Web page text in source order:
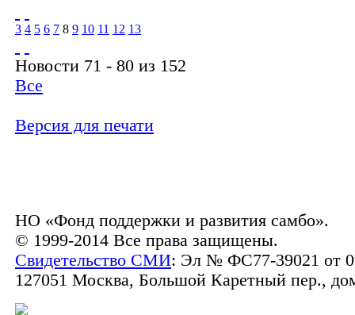
3 4 5 6 7 8 9 10 11 12 13
Новости 71 - 80 из 152
Все
Версия для печати
НО «Фонд поддержки и развития самбо».
© 1999-2014 Все права защищены.
Свидетельство СМИ: Эл № ФС77-39021 от
127051 Москва, Большой Каретный пер.,